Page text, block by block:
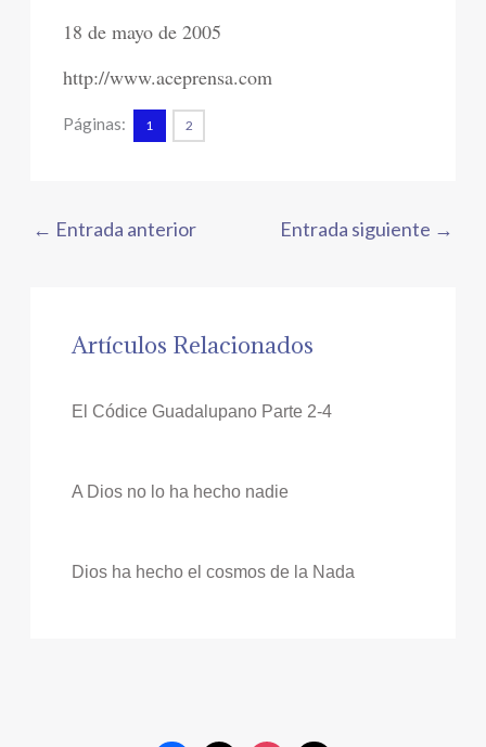
18 de mayo de 2005
http://www.aceprensa.com
Páginas: 1 2
← Entrada anterior Entrada siguiente →
Artículos Relacionados
El Códice Guadalupano Parte 2-4
A Dios no lo ha hecho nadie
Dios ha hecho el cosmos de la Nada